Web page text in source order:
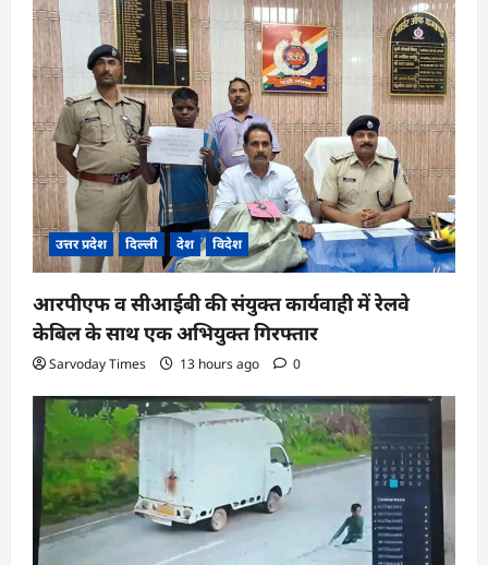
उत्तर प्रदेश दिल्ली देश विदेश
आरपीएफ व सीआईबी की संयुक्त कार्यवाही में रेलवे
केबिल के साथ एक अभियुक्त गिरफ्तार
Sarvoday Times 13 hours ago 0